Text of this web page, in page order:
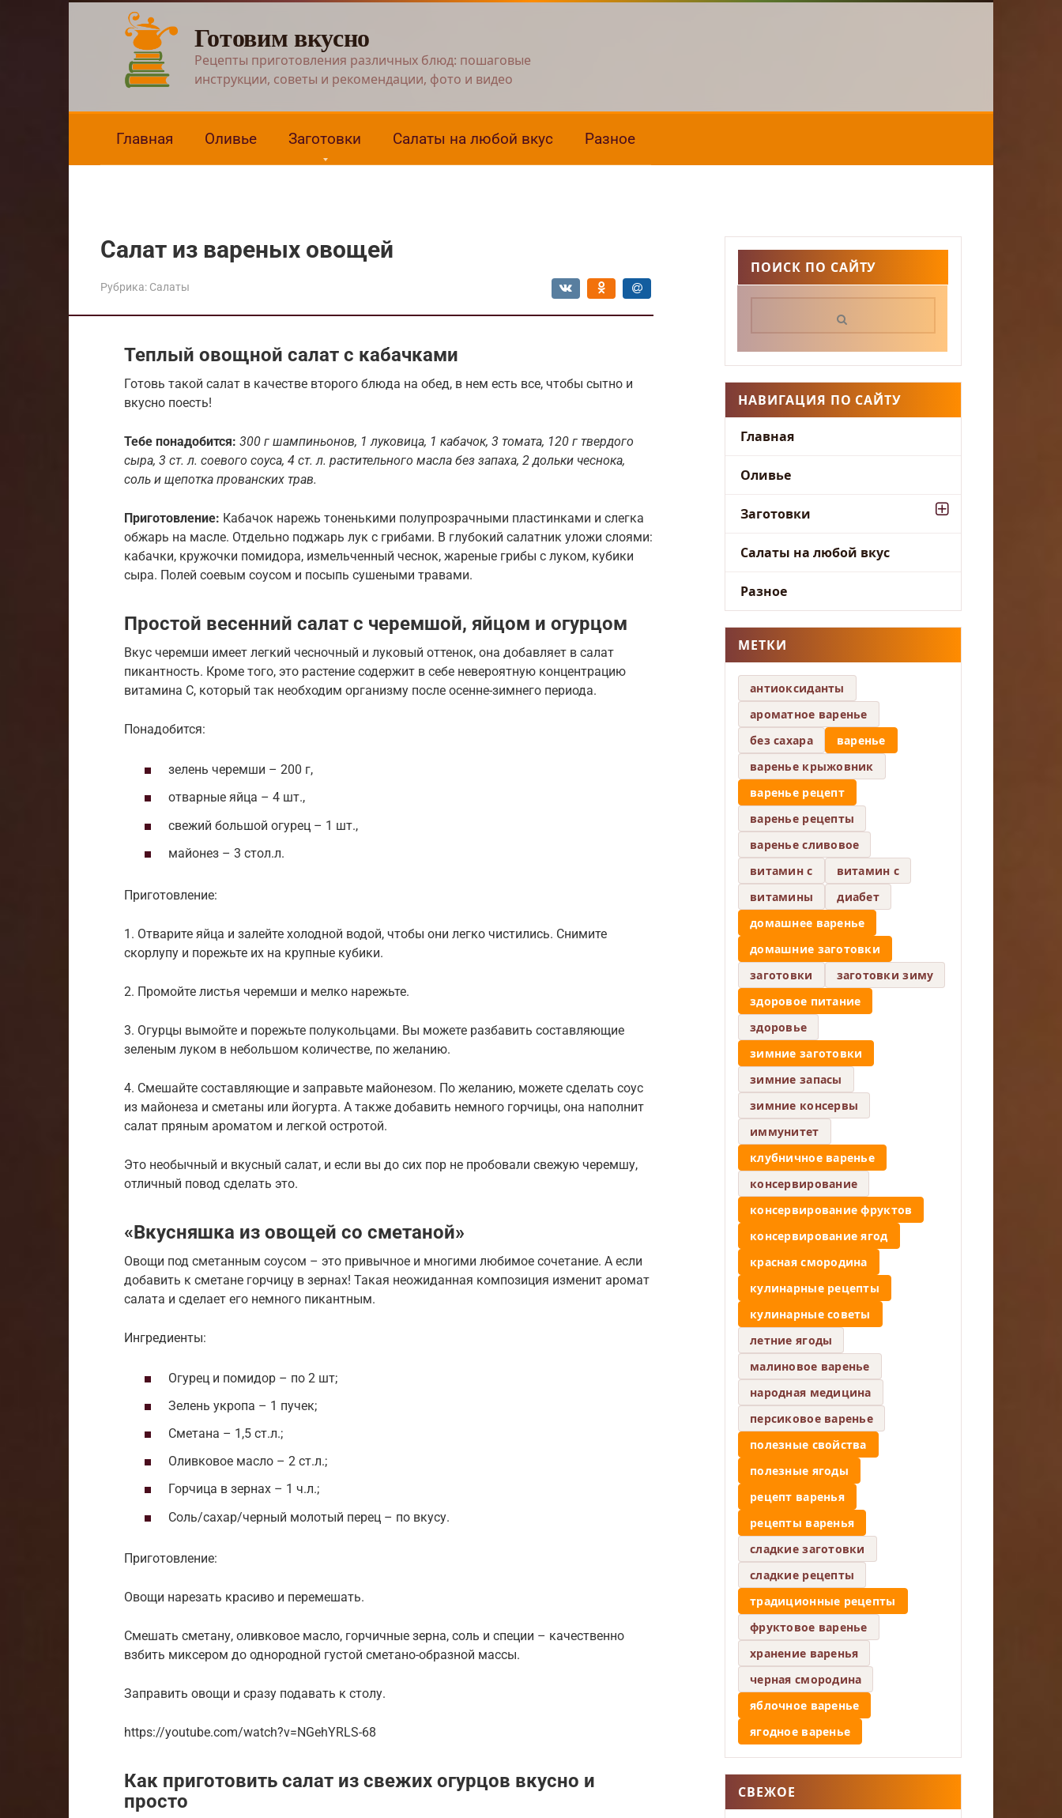
Готовим вкусно
Рецепты приготовления различных блюд: пошаговые
инструкции, советы и рекомендации, фото и видео
Главная Оливье Заготовки Салаты на любой вкус Разное
Салат из вареных овощей
Рубрика: Салаты
Теплый овощной салат с кабачками
Готовь такой салат в качестве второго блюда на обед, в нем есть все, чтобы сытно и
вкусно поесть!
Тебе понадобится: 300 г шампиньонов, 1 луковица, 1 кабачок, 3 томата, 120 г твердого
сыра, 3 ст. л. соевого соуса, 4 ст. л. растительного масла без запаха, 2 дольки чеснока,
соль и щепотка прованских трав.
Приготовление: Кабачок нарежь тоненькими полупрозрачными пластинками и слегка
обжарь на масле. Отдельно поджарь лук с грибами. В глубокий салатник уложи слоями:
кабачки, кружочки помидора, измельченный чеснок, жареные грибы с луком, кубики
сыра. Полей соевым соусом и посыпь сушеными травами.
Простой весенний салат с черемшой, яйцом и огурцом
Вкус черемши имеет легкий чесночный и луковый оттенок, она добавляет в салат
пикантность. Кроме того, это растение содержит в себе невероятную концентрацию
витамина С, который так необходим организму после осенне-зимнего периода.
Понадобится:
зелень черемши – 200 г,
отварные яйца – 4 шт.,
свежий большой огурец – 1 шт.,
майонез – 3 стол.л.
Приготовление:
1. Отварите яйца и залейте холодной водой, чтобы они легко чистились. Снимите
скорлупу и порежьте их на крупные кубики.
2. Промойте листья черемши и мелко нарежьте.
3. Огурцы вымойте и порежьте полукольцами. Вы можете разбавить составляющие
зеленым луком в небольшом количестве, по желанию.
4. Смешайте составляющие и заправьте майонезом. По желанию, можете сделать соус
из майонеза и сметаны или йогурта. А также добавить немного горчицы, она наполнит
салат пряным ароматом и легкой остротой.
Это необычный и вкусный салат, и если вы до сих пор не пробовали свежую черемшу,
отличный повод сделать это.
«Вкусняшка из овощей со сметаной»
Овощи под сметанным соусом – это привычное и многими любимое сочетание. А если
добавить к сметане горчицу в зернах! Такая неожиданная композиция изменит аромат
салата и сделает его немного пикантным.
Ингредиенты:
Огурец и помидор – по 2 шт;
Зелень укропа – 1 пучек;
Сметана – 1,5 ст.л.;
Оливковое масло – 2 ст.л.;
Горчица в зернах – 1 ч.л.;
Соль/сахар/черный молотый перец – по вкусу.
Приготовление:
Овощи нарезать красиво и перемешать.
Смешать сметану, оливковое масло, горчичные зерна, соль и специи – качественно
взбить миксером до однородной густой сметано-образной массы.
Заправить овощи и сразу подавать к столу.
https://youtube.com/watch?v=NGehYRLS-68
Как приготовить салат из свежих огурцов вкусно и
просто
ПОИСК ПО САЙТУ
НАВИГАЦИЯ ПО САЙТУ
Главная
Оливье
Заготовки
Салаты на любой вкус
Разное
МЕТКИ
антиоксиданты
ароматное варенье
без сахара
варенье
варенье крыжовник
варенье рецепт
варенье рецепты
варенье сливовое
витамин c
витамин с
витамины
диабет
домашнее варенье
домашние заготовки
заготовки
заготовки зиму
здоровое питание
здоровье
зимние заготовки
зимние запасы
зимние консервы
иммунитет
клубничное варенье
консервирование
консервирование фруктов
консервирование ягод
красная смородина
кулинарные рецепты
кулинарные советы
летние ягоды
малиновое варенье
народная медицина
персиковое варенье
полезные свойства
полезные ягоды
рецепт варенья
рецепты варенья
сладкие заготовки
сладкие рецепты
традиционные рецепты
фруктовое варенье
хранение варенья
черная смородина
яблочное варенье
ягодное варенье
СВЕЖОЕ